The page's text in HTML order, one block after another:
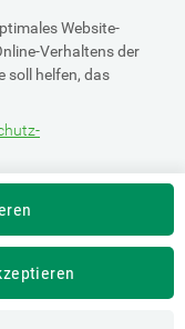
Website-
Verhaltens der
soll helfen, das
"Datenschutz-
8044 Graz
+43 (0) 50 2350 37900
office@ifgp.at